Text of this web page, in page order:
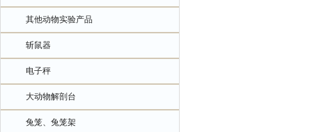
其他动物实验产品
斩鼠器
电子秤
大动物解剖台
兔笼、兔笼架